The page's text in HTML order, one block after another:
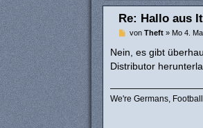
Re: Hallo aus
B
i
r
von Theft» Mo 4.
Nein, es gibt
Distributor
We're Germans,